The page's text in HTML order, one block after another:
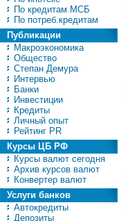
По кредитам МСБ
По потреб.кредитам
Публикации
Макроэкономика
Общество
Степан Демура
Интервью
Банки
Инвестиции
Кредиты
Личный опыт
Рейтинг PR
Курсы ЦБ РФ
Курсы валют сегодня
Архив курсов валют
Конвертер валют
Услуги банков
Автокредиты
Депозиты